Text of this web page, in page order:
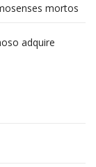
mortos
são
adquire